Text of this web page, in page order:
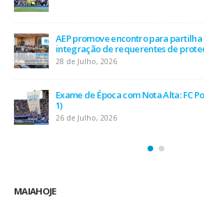
AEP promove encontro para
integração de requerentes de
28 de Julho, 2026
Exame de Época com Nota Alta: FC
1)
26 de Julho, 2026
MAIAHOJE